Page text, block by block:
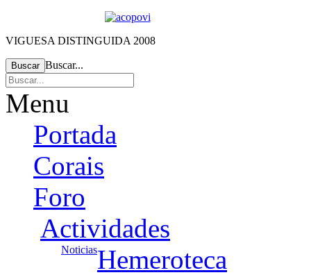
VIGUESA DISTINGUIDA 2008
Buscar Buscar...
Menu
Portada
Corais
Foro
Actividades
NoticiasHemeroteca